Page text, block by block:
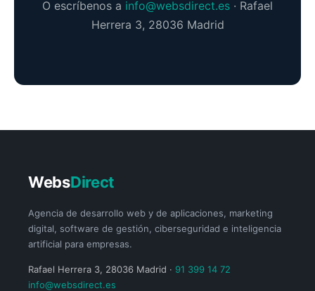
O escríbenos a info@websdirect.es · Rafael
Herrera 3, 28036 Madrid
WebsDirect
Agencia de desarrollo web y de aplicaciones, marketing
digital, software de gestión, ciberseguridad e inteligencia
artificial para empresas.
Rafael Herrera 3, 28036 Madrid · 91 399 14 72
info@websdirect.es